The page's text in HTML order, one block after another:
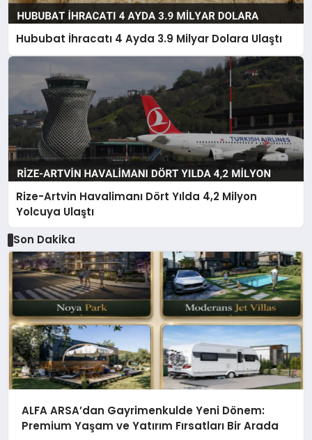
Hububat İhracatı 4 Ayda 3.9 Milyar Dolara Ulaştı
Rize-Artvin Havalimanı Dört Yılda 4,2 Milyon
Yolcuya Ulaştı
Son Dakika
ALFA ARSA’dan Gayrimenkulde Yeni Dönem:
Premium Yaşam ve Yatırım Fırsatları Bir Arada